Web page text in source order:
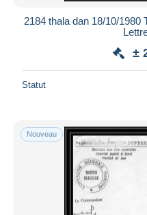
2184 thala dan 18/10/1980
±
Statut
Nouveau